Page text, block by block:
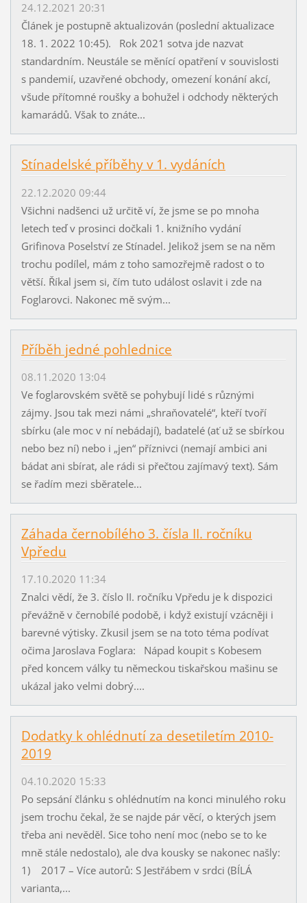
24.12.2021 20:31
Článek je postupně aktualizován (poslední aktualizace
18. 1. 2022 10:45). Rok 2021 sotva jde nazvat
standardním. Neustále se měnící opatření v souvislosti
s pandemií, uzavřené obchody, omezení konání akcí,
všude přítomné roušky a bohužel i odchody některých
kamarádů. Však to znáte...
Stínadelské příběhy v 1. vydáních
22.12.2020 09:44
Všichni nadšenci už určitě ví, že jsme se po mnoha
letech teď v prosinci dočkali 1. knižního vydání
Grifinova Poselství ze Stínadel. Jelikož jsem se na něm
trochu podílel, mám z toho samozřejmě radost o to
větší. Říkal jsem si, čím tuto událost oslavit i zde na
Foglarovci. Nakonec mě svým...
Příběh jedné pohlednice
08.11.2020 13:04
Ve foglarovském světě se pohybují lidé s různými
zájmy. Jsou tak mezi námi „shraňovatelé“, kteří tvoří
sbírku (ale moc v ní nebádají), badatelé (ať už se sbírkou
nebo bez ní) nebo i „jen“ příznivci (nemají ambici ani
bádat ani sbírat, ale rádi si přečtou zajímavý text). Sám
se řadím mezi sběratele...
Záhada černobílého 3. čísla II. ročníku
Vpředu
17.10.2020 11:34
Znalci vědí, že 3. číslo II. ročníku Vpředu je k dispozici
převážně v černobílé podobě, i když existují vzácněji i
barevné výtisky. Zkusil jsem se na toto téma podívat
očima Jaroslava Foglara: Nápad koupit s Kobesem
před koncem války tu německou tiskařskou mašinu se
ukázal jako velmi dobrý....
Dodatky k ohlédnutí za desetiletím 2010-
2019
04.10.2020 15:33
Po sepsání článku s ohlédnutím na konci minulého roku
jsem trochu čekal, že se najde pár věcí, o kterých jsem
třeba ani nevěděl. Sice toho není moc (nebo se to ke
mně stále nedostalo), ale dva kousky se nakonec našly:
1) 2017 – Více autorů: S Jestřábem v srdci (BÍLÁ
varianta,...